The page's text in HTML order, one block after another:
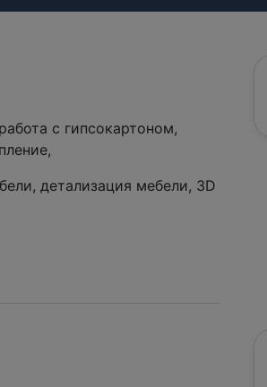
с гипсокартоном,
детализация мебели, 3D